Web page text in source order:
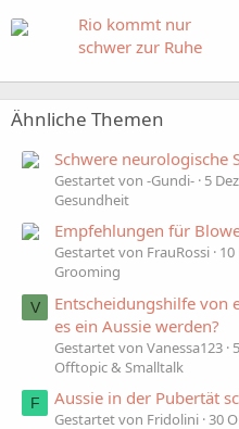
Rio kommt nur
schwer zur Ruhe
Ähnliche Themen
Schwere neurologische
Gestartet von -Gundi- 5
Gesundheit
Empfehlungen für
Gestartet von FrauRossi 10
Grooming
V
Entscheidungshilfe von
es ein Aussie werden?
Gestartet von Vanessa123
Offtopic & Smalltalk
F Aussie in der Pubertät
Gestartet von Fridolini 30